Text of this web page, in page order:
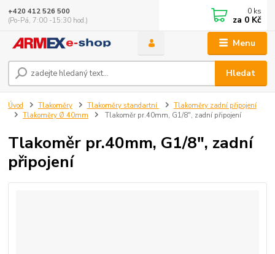
Menu
Hledat
+420 412 526 500
(Po-Pá, 7:00 -15:30 hod.)
0 ks
za 0 Kč
Úvod Tlakoměry Tlakoměry standartní
Tlakoměry zadní připojení
Tlakoměry Ø 40mm
Tlakoměr pr.40mm, G1/8", zadní připojení
Tlakoměr pr.40mm, G1/8", zadní
připojení